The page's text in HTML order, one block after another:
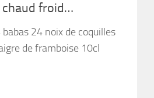
chaud froid…
24 noix de coquilles
de framboise 10cl